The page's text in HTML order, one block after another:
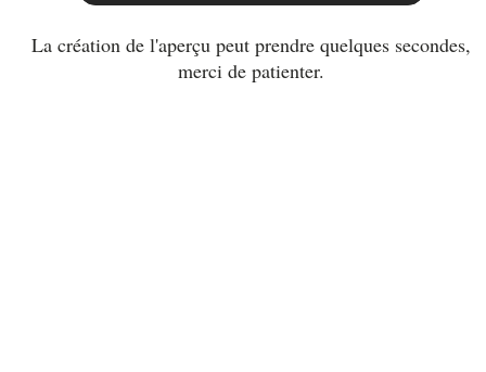
La création de l'aperçu peut prendre quelques secondes,
merci de patienter.